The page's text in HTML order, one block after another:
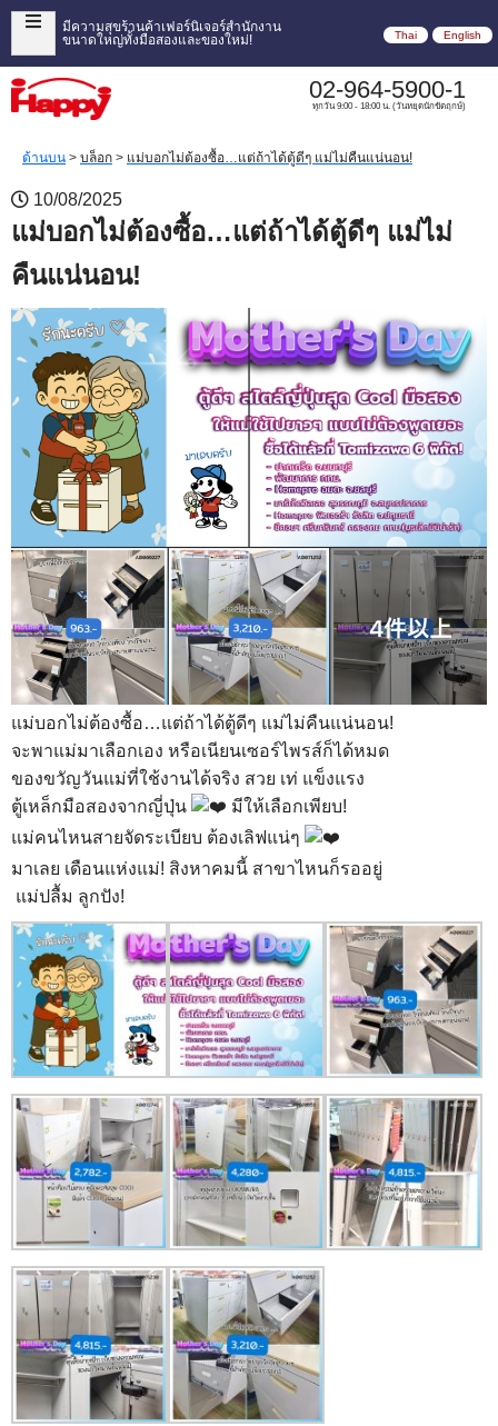
มีความสุขร้านค้าเฟอร์นิเจอร์สำนักงาน
ขนาดใหญ่ทั้งมือสองและของใหม่!
Thai English
02-964-5900-1
ทุกวัน 9:00 - 18:00 น. (วันหยุดนักขัตฤกษ์)
ด้านบน > บล็อก > แม่บอกไม่ต้องซื้อ…แต่ถ้าได้ตู้ดีๆ แม่ไม่คืนแน่นอน!
10/08/2025
แม่บอกไม่ต้องซื้อ…แต่ถ้าได้ตู้ดีๆ แม่ไม่
คืนแน่นอน!
แม่บอกไม่ต้องซื้อ…แต่ถ้าได้ตู้ดีๆ แม่ไม่คืนแน่นอน!
จะพาแม่มาเลือกเอง หรือเนียนเซอร์ไพรส์ก็ได้หมด
ของขวัญวันแม่ที่ใช้งานได้จริง สวย เท่ แข็งแรง
ตู้เหล็กมือสองจากญี่ปุ่น
มีให้เลือกเพียบ!
แม่คนไหนสายจัดระเบียบ ต้องเลิฟแน่ๆ
มาเลย เดือนแห่งแม่! สิงหาคมนี้ สาขาไหนก็รออยู่
แม่ปลื้ม ลูกปัง!